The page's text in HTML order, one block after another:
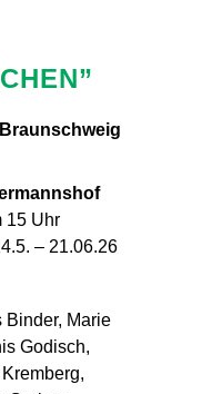
15 Uhr
– 21.06.26
Binder, Marie
Godisch,